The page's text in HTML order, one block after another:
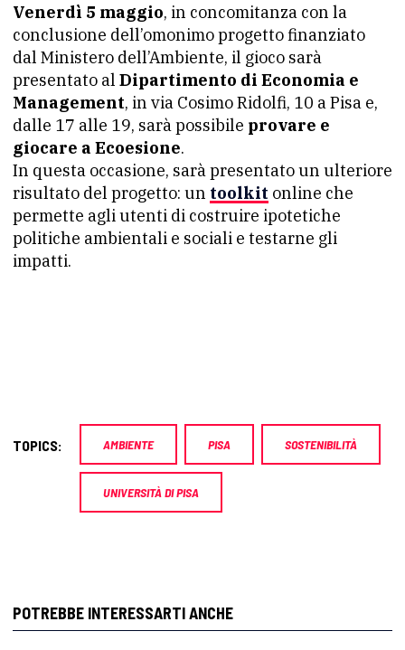
Venerdì 5 maggio, in concomitanza con la
conclusione dell’omonimo progetto finanziato
dal Ministero dell’Ambiente, il gioco sarà
presentato al Dipartimento di Economia e
Management, in via Cosimo Ridolfi, 10 a Pisa e,
dalle 17 alle 19, sarà possibile provare e
giocare a Ecoesione.
In questa occasione, sarà presentato un ulteriore
risultato del progetto: un toolkit online che
permette agli utenti di costruire ipotetiche
politiche ambientali e sociali e testarne gli
impatti.
TOPICS: AMBIENTE PISA SOSTENIBILITÀ
UNIVERSITÀ DI PISA
POTREBBE INTERESSARTI ANCHE